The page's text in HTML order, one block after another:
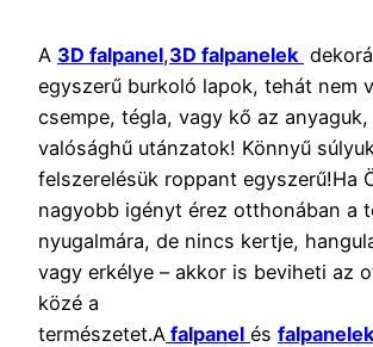
A 3D falpanel,3D falpanelek
egyszerű burkoló lapok, tehát nem
csempe, tégla, vagy kő az anyaguk,
valósághű utánzatok! Könnyű
felszerelésük roppant egyszerű!Ha
nagyobb igényt érez otthonában a
nyugalmára, de nincs kertje,
vagy erkélye – akkor is beviheti az
közé a
természetet.A falpanel és falpanelek